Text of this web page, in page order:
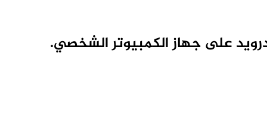
على جهاز الكمبيوتر الشخصي.